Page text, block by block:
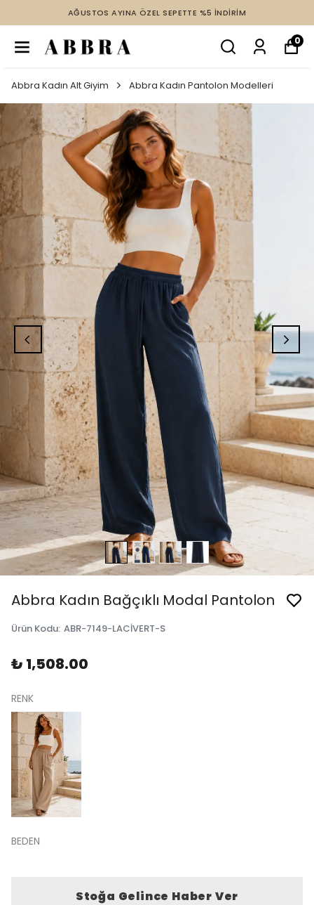
AĞUSTOS AYINA ÖZEL SEPETTE %5 İNDİRİM
0
Abbra Kadın Alt Giyim Abbra Kadın Pantolon Modelleri
Abbra Kadın Bağçıklı Modal Pantolon
Ürün Kodu: ABR-7149-LACİVERT-S
₺ 1,508.00
RENK
BEDEN
Stoğa Gelince Haber Ver